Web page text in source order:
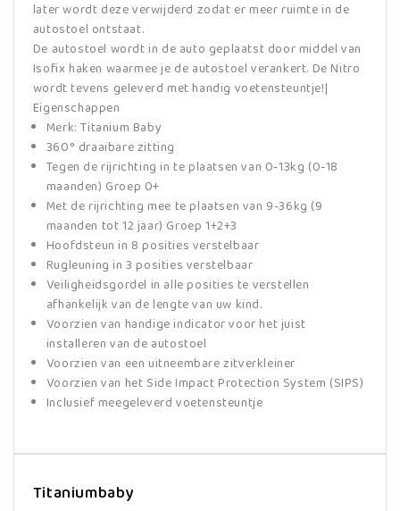
later wordt deze verwijderd zodat er meer ruimte in de
autostoel ontstaat.
De autostoel wordt in de auto geplaatst door middel van
Isofix haken waarmee je de autostoel verankert. De Nitro
wordt tevens geleverd met handig voetensteuntje!|
Eigenschappen
Merk: Titanium Baby
360° draaibare zitting
Tegen de rijrichting in te plaatsen van 0-13kg (0-18
maanden) Groep 0+
Met de rijrichting mee te plaatsen van 9-36kg (9
maanden tot 12 jaar) Groep 1+2+3
Hoofdsteun in 8 posities verstelbaar
Rugleuning in 3 posities verstelbaar
Veiligheidsgordel in alle posities te verstellen
afhankelijk van de lengte van uw kind.
Voorzien van handige indicator voor het juist
installeren van de autostoel
Voorzien van een uitneembare zitverkleiner
Voorzien van het Side Impact Protection System (SIPS)
Inclusief meegeleverd voetensteuntje
Titaniumbaby